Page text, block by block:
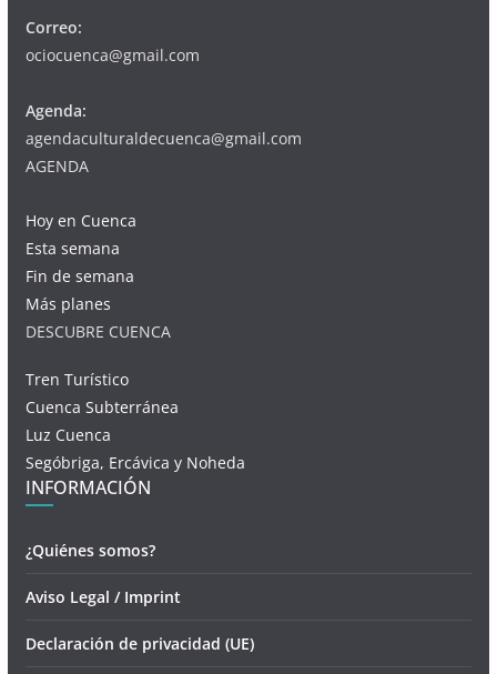
Correo:
ociocuenca@gmail.com
Agenda:
agendaculturaldecuenca@gmail.com
AGENDA
Hoy en Cuenca
Esta semana
Fin de semana
Más planes
DESCUBRE CUENCA
Tren Turístico
Cuenca Subterránea
Luz Cuenca
Segóbriga, Ercávica y Noheda
INFORMACIÓN
¿Quiénes somos?
Aviso Legal / Imprint
Declaración de privacidad (UE)